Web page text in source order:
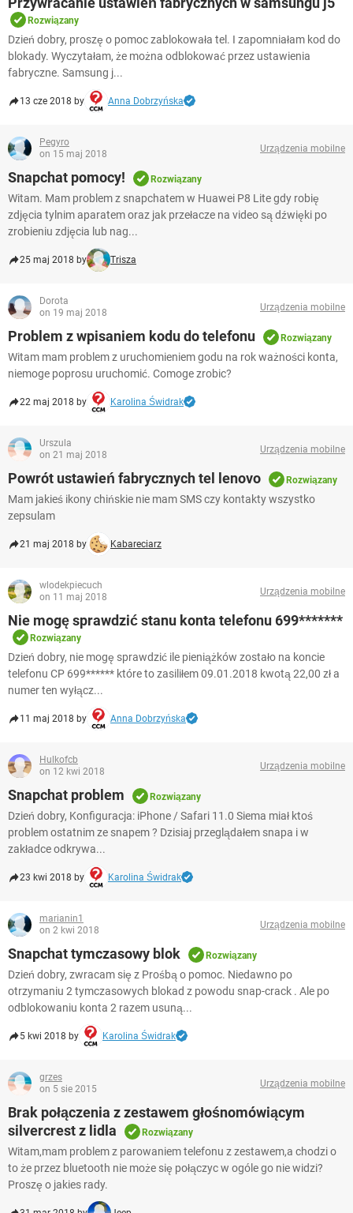
Rozwiązany
Dzień dobry, proszę o pomoc zablokowała tel. I zapomniałam kod do
blokady. Wyczytałam, że można odblokować przez ustawienia
fabryczne. Samsung j...
13 cze 2018 by Anna Dobrzyńska
Pegyro
on 15 maj 2018
Urządzenia mobilne
Snapchat pomocy! Rozwiązany
Witam. Mam problem z snapchatem w Huawei P8 Lite gdy robię
zdjęcia tylnim aparatem oraz jak przełacze na video są dźwięki po
zrobieniu zdjęcia lub nag...
25 maj 2018 by Trisza
Dorota
on 19 maj 2018
Urządzenia mobilne
Problem z wpisaniem kodu do telefonu Rozwiązany
Witam mam problem z uruchomieniem godu na rok ważności konta,
niemoge poprosu uruchomić. Comoge zrobic?
22 maj 2018 by Karolina Świdrak
Urszula
on 21 maj 2018
Urządzenia mobilne
Powrót ustawień fabrycznych tel lenovo Rozwiązany
Mam jakieś ikony chińskie nie mam SMS czy kontakty wszystko
zepsulam
21 maj 2018 by Kabareciarz
wlodekpiecuch
on 11 maj 2018
Urządzenia mobilne
Nie mogę sprawdzić stanu konta telefonu 699*******
Rozwiązany
Dzień dobry, nie mogę sprawdzić ile pieniążków zostało na koncie
telefonu CP 699****** które to zasiliłem 09.01.2018 kwotą 22,00 zł a
numer ten wyłącz...
11 maj 2018 by Anna Dobrzyńska
Hulkofcb
on 12 kwi 2018
Urządzenia mobilne
Snapchat problem Rozwiązany
Dzień dobry, Konfiguracja: iPhone / Safari 11.0 Siema miał ktoś
problem ostatnim ze snapem ? Dzisiaj przeglądałem snapa i w
zakładce odkrywa...
23 kwi 2018 by Karolina Świdrak
marianin1
on 2 kwi 2018
Urządzenia mobilne
Snapchat tymczasowy blok Rozwiązany
Dzień dobry, zwracam się z Prośbą o pomoc. Niedawno po
otrzymaniu 2 tymczasowych blokad z powodu snap-crack . Ale po
odblokowaniu konta 2 razem usuną...
5 kwi 2018 by Karolina Świdrak
grzes
on 5 sie 2015
Urządzenia mobilne
Brak połączenia z zestawem głośnomówiącym
silvercrest z lidla
Rozwiązany
Witam,mam problem z parowaniem telefonu z zestawem,a chodzi o
to że przez bluetooth nie może się połączyc w ogóle go nie widzi?
Proszę o jakies rady.